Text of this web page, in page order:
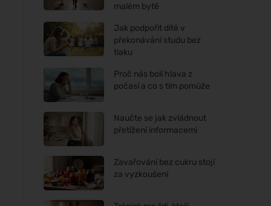
malém bytě
Jak podpořit dítě v
překonávání studu bez
tlaku
Proč nás bolí hlava z
počasí a co s tím pomůže
Naučte se jak zvládnout
přetížení informacemi
Zavařování bez cukru stojí
za vyzkoušení